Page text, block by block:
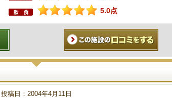
5.0点
投稿日：2004年4月11日